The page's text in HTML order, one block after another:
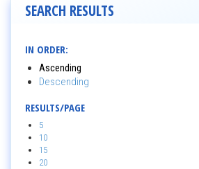
SEARCH RESULTS
IN ORDER:
Ascending
Descending
RESULTS/PAGE
5
10
15
20